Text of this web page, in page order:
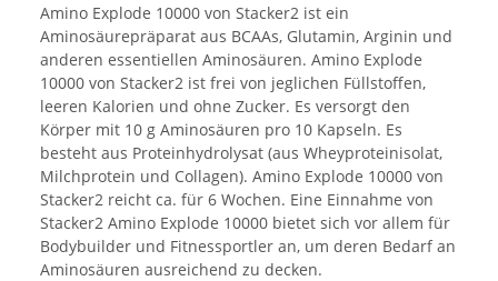
Amino Explode 10000 von Stacker2 ist ein
Aminosäurepräparat aus BCAAs, Glutamin, Arginin und
anderen essentiellen Aminosäuren. Amino Explode
10000 von Stacker2 ist frei von jeglichen Füllstoffen,
leeren Kalorien und ohne Zucker. Es versorgt den
Körper mit 10 g Aminosäuren pro 10 Kapseln. Es
besteht aus Proteinhydrolysat (aus Wheyproteinisolat,
Milchprotein und Collagen). Amino Explode 10000 von
Stacker2 reicht ca. für 6 Wochen. Eine Einnahme von
Stacker2 Amino Explode 10000 bietet sich vor allem für
Bodybuilder und Fitnessportler an, um deren Bedarf an
Aminosäuren ausreichend zu decken.